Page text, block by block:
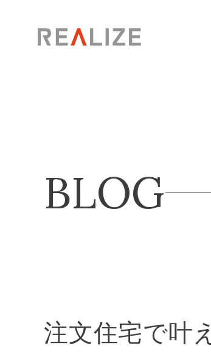
BLOG
注文住宅で叶